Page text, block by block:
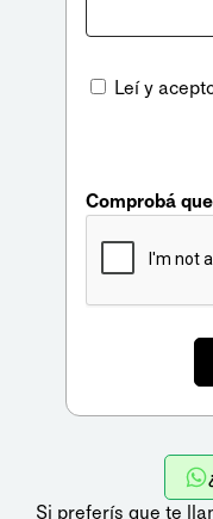
Leí y
Comprobá
Si preferís que te